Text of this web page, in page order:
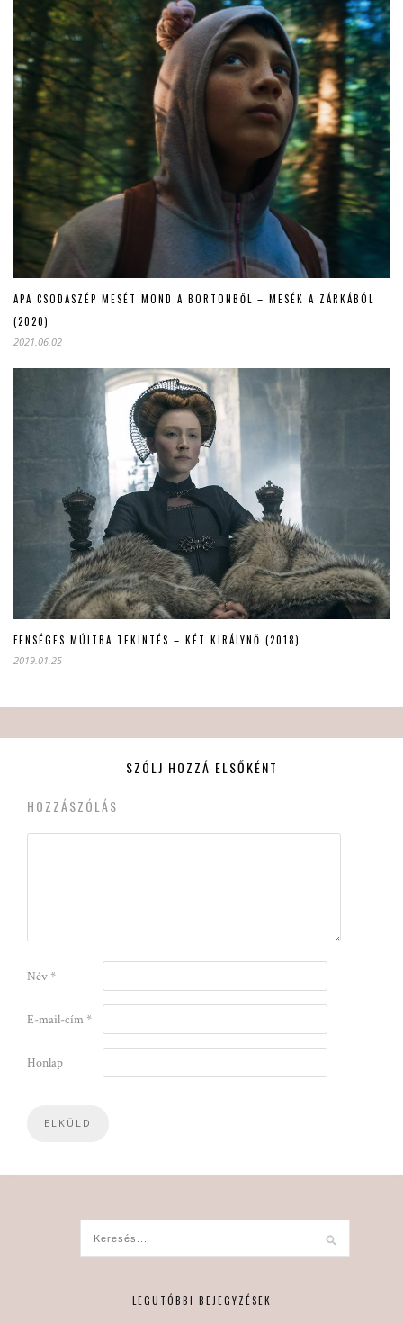
APA CSODASZÉP MESÉT MOND A BÖRTÖNBŐL – MESÉK A ZÁRKÁBÓL
(2020)
2021.06.02
FENSÉGES MÚLTBA TEKINTÉS – KÉT KIRÁLYNŐ (2018)
2019.01.25
SZÓLJ HOZZÁ ELSŐKÉNT
HOZZÁSZÓLÁS
Név*
E-mail-cím*
Honlap
LEGUTÓBBI BEJEGYZÉSEK